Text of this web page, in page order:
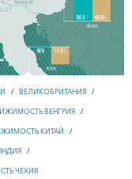
/ ВЕЛИКОБРИТАНИЯ /
ВЕНГРИЯ /
КИТАЙ /
/
ЧЕХИЯ